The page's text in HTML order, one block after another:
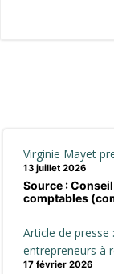
Virginie Mayet
13 juillet 2026
Source :
comptables
Article de presse
entrepreneurs à
17 février 2026